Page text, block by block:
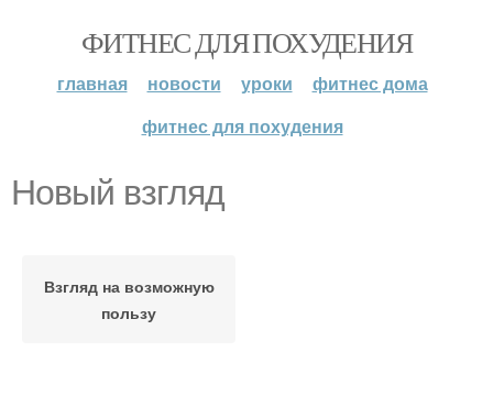
ФИТНЕС ДЛЯ ПОХУДЕНИЯ
главная новости уроки
фитнес дома
фитнес для похудения
Новый взгляд
Взгляд на возможную
пользу